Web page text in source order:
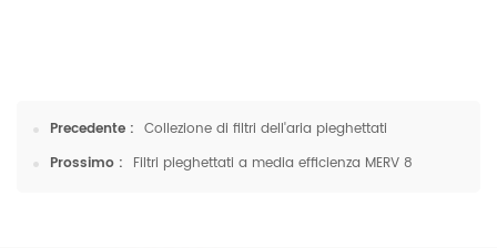
Precedente : Collezione di filtri dell'aria pieghettati
Prossimo : Filtri pieghettati a media efficienza MERV 8